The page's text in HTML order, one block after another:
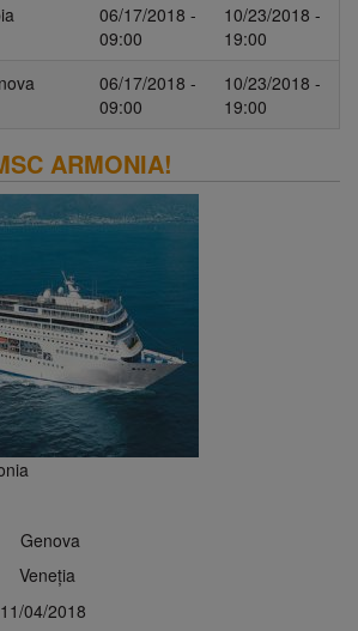
06/17/2018 -
09:00
10/23/2018 -
19:00
06/17/2018 -
09:00
10/23/2018 -
19:00
ARMONIA!
Genova
Veneția
11/04/2018